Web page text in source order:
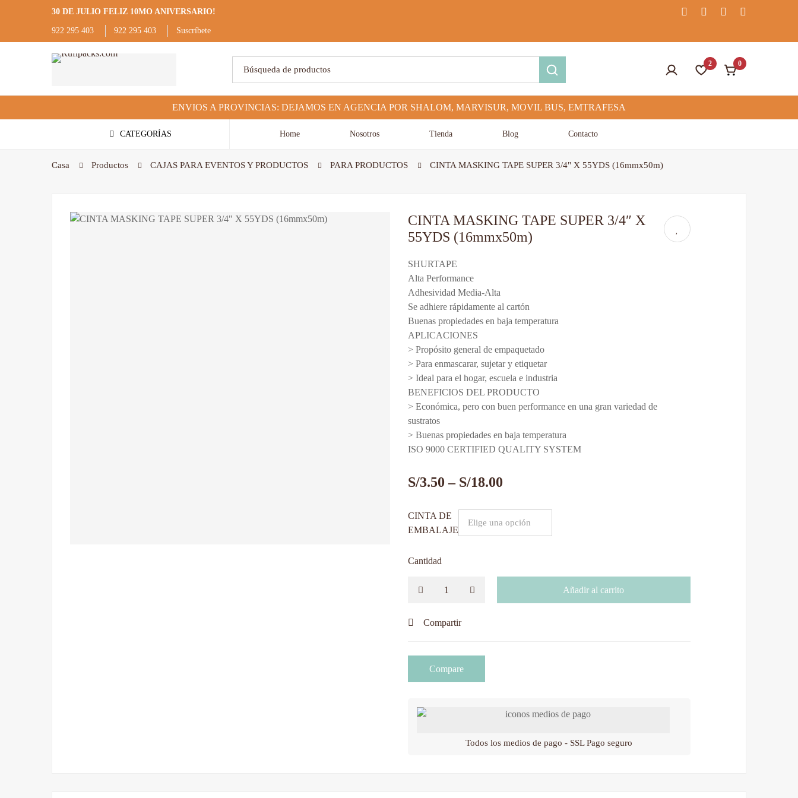
30 DE JULIO FELIZ 10MO ANIVERSARIO!
922 295 403 922 295 403 Suscríbete
2 0
CATEGORÍAS Home Nosotros Tienda Blog Contacto
Casa Productos CAJAS PARA EVENTOS Y PRODUCTOS PARA PRODUCTOS CINTA MASKING TAPE SUPER 3/4" X 55YDS (16mmx50m)
CINTA MASKING TAPE SUPER 3/4″ X
55YDS (16mmx50m)
SHURTAPE
Alta Performance
Adhesividad Media-Alta
Se adhiere rápidamente al cartón
Buenas propiedades en baja temperatura
APLICACIONES
> Propósito general de empaquetado
> Para enmascarar, sujetar y etiquetar
> Ideal para el hogar, escuela e industria
BENEFICIOS DEL PRODUCTO
> Económica, pero con buen performance en una gran variedad de
sustratos
> Buenas propiedades en baja temperatura
ISO 9000 CERTIFIED QUALITY SYSTEM
S/3.50 – S/18.00
CINTA DE
EMBALAJE
Cantidad
Añadir al carrito
Compartir
Compare
Todos los medios de pago - SSL Pago seguro